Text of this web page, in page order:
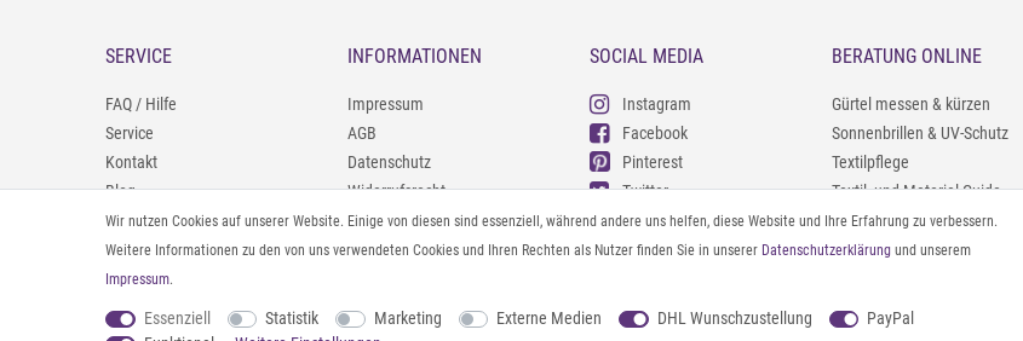
SERVICE
FAQ / Hilfe
Service
Kontakt
Blog
09402/9388966
0160/98693481
INFORMATIONEN
Impressum
AGB
Datenschutz
Widerrufsrecht
Zahlung und Versand
Rücksendeinformationen
Vertrag widerrufen
SOCIAL MEDIA
Instagram
Facebook
Pinterest
Twitter
Youtube
Threads
BERATUNG ONLINE
Gürtel messen & kürzen
Sonnenbrillen & UV-Schutz
Textilpflege
Textil- und Material-Guide
Geldbörse richtig organisieren
Pflegeanleitung für Caps
Wir nutzen Cookies auf unserer Website. Einige von diesen sind essenziell, während andere uns helfen, diese Website und Ihre Erfahrung zu verbessern.
Weitere Informationen zu den von uns verwendeten Cookies und Ihren Rechten als Nutzer finden Sie in unserer Daten­schutz­erklärung und unserem
Impressum.
Essenziell Statistik Marketing Externe Medien DHL Wunschzustellung
PayPal